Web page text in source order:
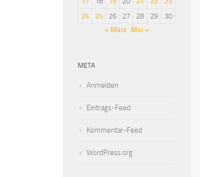
24
25 26 27 28 29
30
« März Mai »
META
Anmelden
Eintrags-Feed
Kommentar-Feed
WordPress.org